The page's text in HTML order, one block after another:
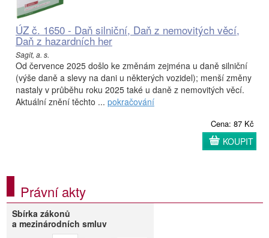
ÚZ č. 1650 - Daň silniční, Daň z nemovitých věcí,
Daň z hazardních her
Sagit, a. s.
Od července 2025 došlo ke změnám zejména u daně silniční
(výše daně a slevy na dani u některých vozidel); menší změny
nastaly v průběhu roku 2025 také u daně z nemovitých věcí.
Aktuální znění těchto ... pokračování
Cena: 87 Kč
KOUPIT
Právní akty
Sbírka zákonů
a mezinárodních smluv